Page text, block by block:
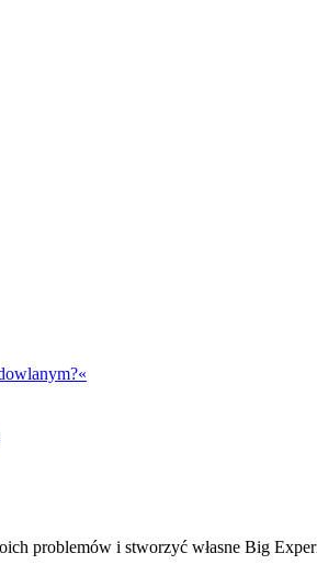
problemów i stworzyć własne Big